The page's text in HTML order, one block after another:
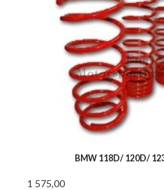
BMW 118D/ 120D/
1 575,00